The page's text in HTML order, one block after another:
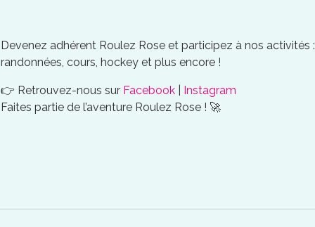
Devenez adhérent Roulez Rose et participez à nos activités :
randonnées, cours, hockey et plus encore !
👉 Retrouvez-nous sur Facebook
Instagram
Faites partie de l’aventure Roulez Rose ! 🚀